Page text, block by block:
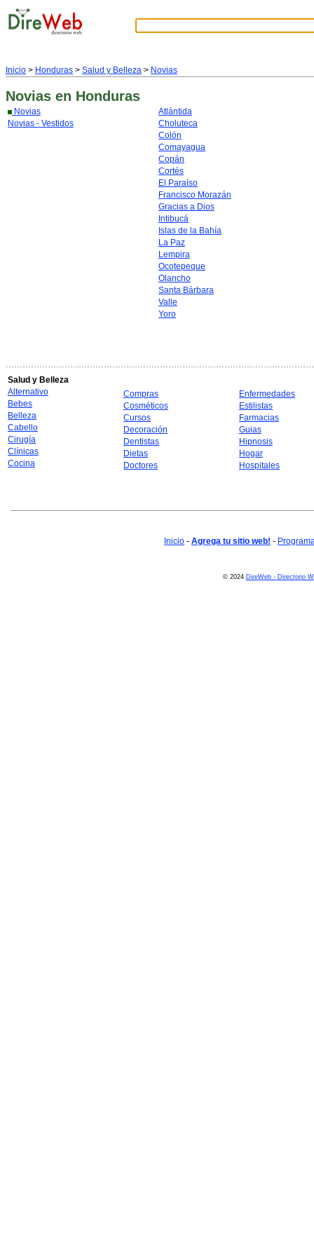
Inicio > Honduras > Salud y Belleza > Novias
Novias en Honduras
Novias
Novias - Vestidos
Atlántida
Choluteca
Colón
Comayagua
Copán
Cortés
El Paraíso
Francisco Morazán
Gracias a Dios
Intibucá
Islas de la Bahía
La Paz
Lempira
Ocotepeque
Olancho
Santa Bárbara
Valle
Yoro
Salud y Belleza
Alternativo
Bebes
Belleza
Cabello
Cirugía
Clínicas
Cocina
Compras
Cosméticos
Cursos
Decoración
Dentistas
Dietas
Doctores
Enfermedades
Estilistas
Farmacias
Guias
Hipnosis
Hogar
Hospitales
Inicio - Agrega tu sitio web! -
© 2024 DireWeb - Directorio